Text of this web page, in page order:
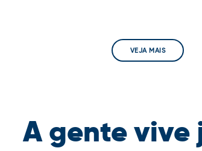
VEJA MAIS
A gente vive